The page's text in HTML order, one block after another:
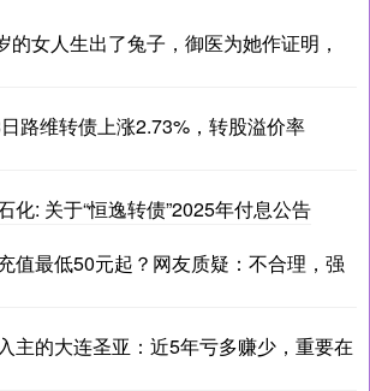
的女人生出了兔子，御医为她作证明，
路维转债上涨2.73%，转股溢价率
化: 关于“恒逸转债”2025年付息公告
值最低50元起？网友质疑：不合理，强
主的大连圣亚：近5年亏多赚少，重要在